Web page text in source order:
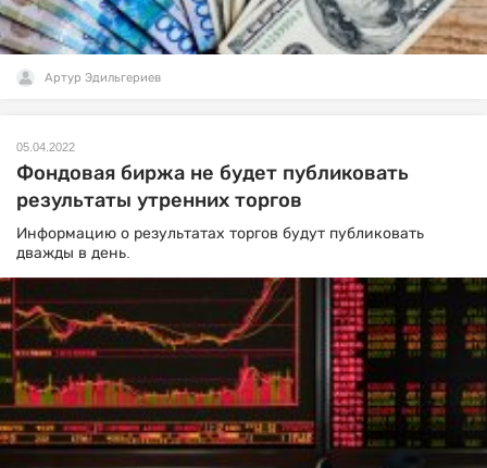
Артур Эдильгериев
05.04.2022
Фондовая биржа не будет публиковать
результаты утренних торгов
Информацию о результатах торгов будут публиковать
дважды в день.